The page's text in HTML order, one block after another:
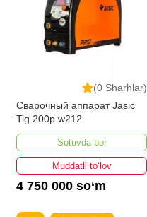
(0 Sharhlar)
Сварочный аппарат Jasic
Tig 200p w212
Sotuvda bor
Muddatli to‘lov
4 750 000 so‘m